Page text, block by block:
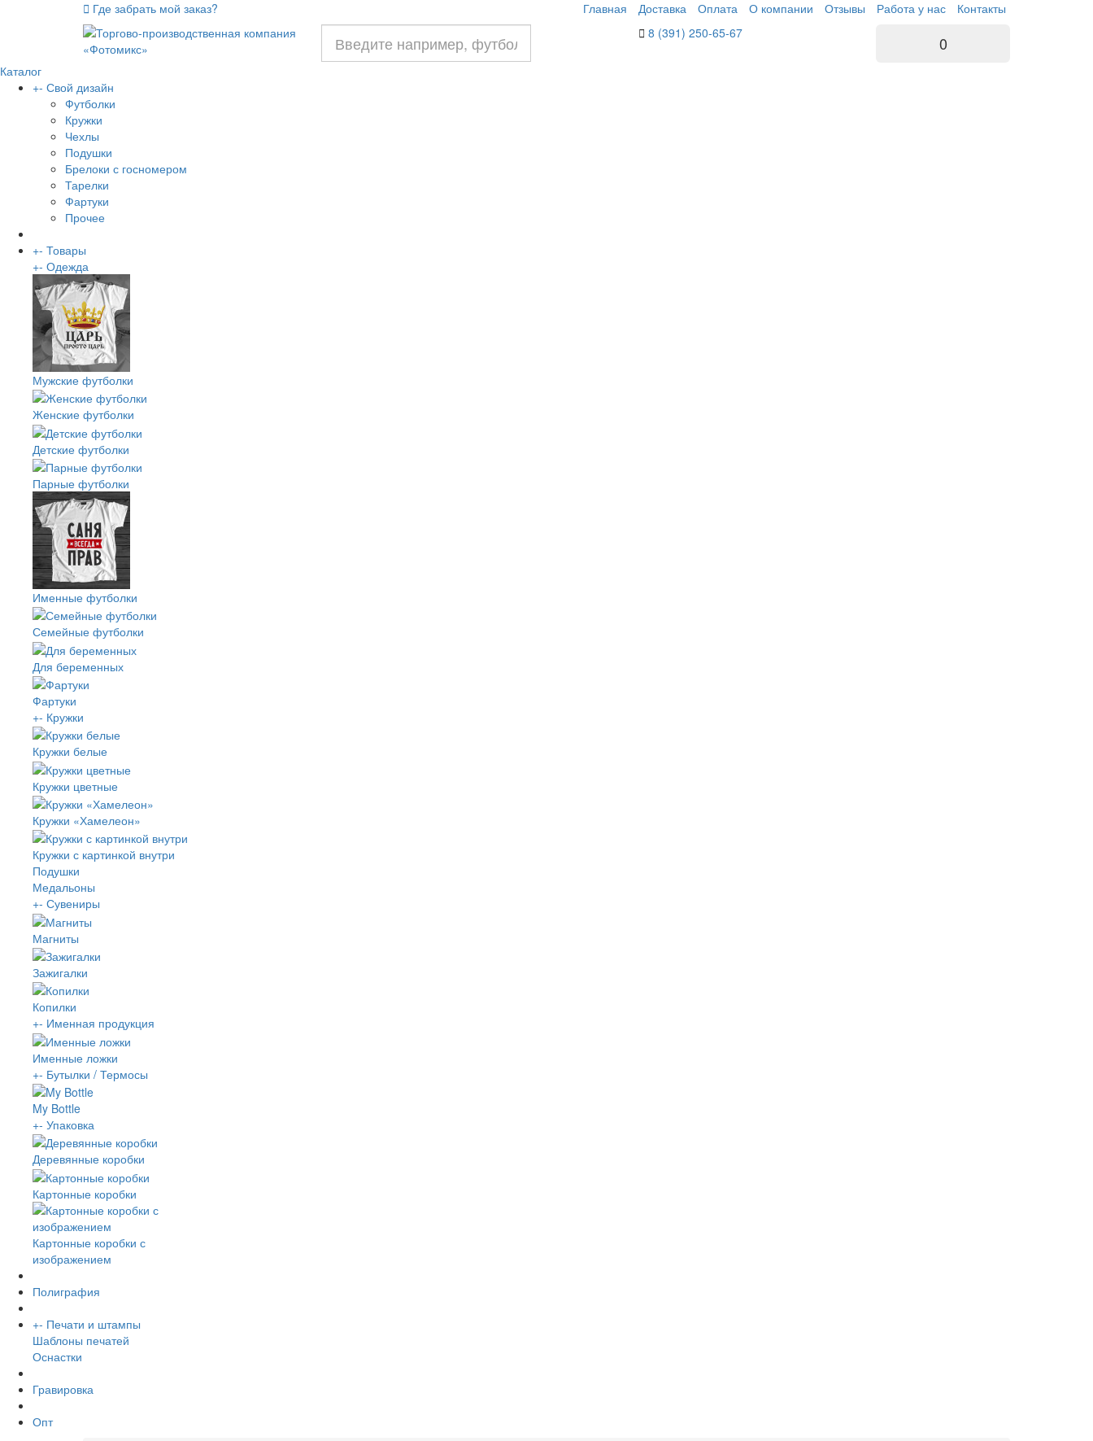
Где забрать мой заказ? Главная Доставка Оплата О компании Отзывы Работа у нас
Контакты
8 (391) 250-65-67
0
Каталог
+- Свой дизайн
Футболки
Кружки
Чехлы
Подушки
Брелоки с госномером
Тарелки
Фартуки
Прочее
+- Товары
+- Одежда
Мужские футболки
Женские футболки
Детские футболки
Парные футболки
Именные футболки
Семейные футболки
Для беременных
Фартуки
+- Кружки
Кружки белые
Кружки цветные
Кружки «Хамелеон»
Кружки с картинкой внутри
Подушки
Медальоны
+- Сувениры
Магниты
Зажигалки
Копилки
+- Именная продукция
Именные ложки
+- Бутылки / Термосы
My Bottle
+- Упаковка
Деревянные коробки
Картонные коробки
Картонные коробки с
изображением
Полиграфия
+- Печати и штампы
Шаблоны печатей
Оснастки
Гравировка
Опт